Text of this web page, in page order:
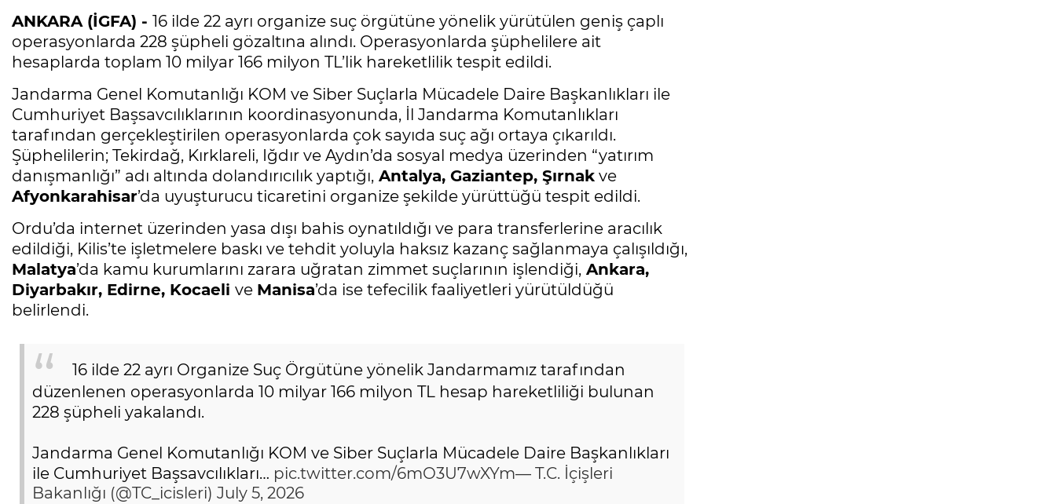
ANKARA (İGFA) - 16 ilde 22 ayrı organize suç örgütüne yönelik yürütülen geniş çaplı
operasyonlarda 228 şüpheli gözaltına alındı. Operasyonlarda şüphelilere ait
hesaplarda toplam 10 milyar 166 milyon TL’lik hareketlilik tespit edildi.
Jandarma Genel Komutanlığı KOM ve Siber Suçlarla Mücadele Daire Başkanlıkları ile
Cumhuriyet Başsavcılıklarının koordinasyonunda, İl Jandarma Komutanlıkları
tarafından gerçekleştirilen operasyonlarda çok sayıda suç ağı ortaya çıkarıldı.
Şüphelilerin; Tekirdağ, Kırklareli, Iğdır ve Aydın’da sosyal medya üzerinden “yatırım
danışmanlığı” adı altında dolandırıcılık yaptığı, Antalya, Gaziantep, Şırnak ve
Afyonkarahisar’da uyuşturucu ticaretini organize şekilde yürüttüğü tespit edildi.
Ordu’da internet üzerinden yasa dışı bahis oynatıldığı ve para transferlerine aracılık
edildiği, Kilis’te işletmelere baskı ve tehdit yoluyla haksız kazanç sağlanmaya çalışıldığı,
Malatya’da kamu kurumlarını zarara uğratan zimmet suçlarının işlendiği, Ankara,
Diyarbakır, Edirne, Kocaeli ve Manisa’da ise tefecilik faaliyetleri yürütüldüğü
belirlendi.
16 ilde 22 ayrı Organize Suç Örgütüne yönelik Jandarmamız tarafından
düzenlenen operasyonlarda 10 milyar 166 milyon TL hesap hareketliliği bulunan
228 şüpheli yakalandı.
Jandarma Genel Komutanlığı KOM ve Siber Suçlarla Mücadele Daire Başkanlıkları
ile Cumhuriyet Başsavcılıkları… pic.twitter.com/6mO3U7wXYm— T.C. İçişleri
Bakanlığı (@TC_icisleri) July 5, 2026